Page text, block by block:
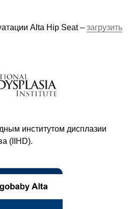
Alta Hip Seat – загрузить
институтом дисплазии
(IIHD).
и